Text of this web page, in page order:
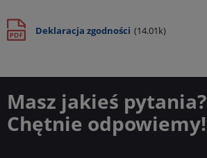
Deklaracja zgodności (14.01k)
Masz jakieś pytania?
Chętnie odpowiemy!